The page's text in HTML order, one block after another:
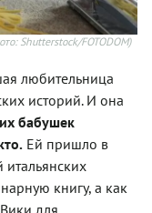
Shutterstock/FOTODOM)
любительница
историй. И она
бабушек
Ей пришло в
итальянских
книгу, а как
для